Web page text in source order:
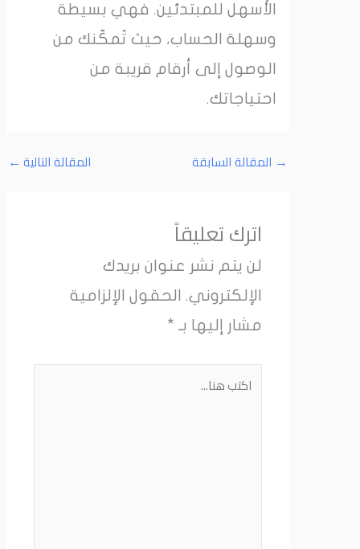
الأسهل للمبتدئين. فهي بسيطة
وسهلة الحساب، حيث تُمكّنك من
الوصول إلى أرقام قريبة من
احتياجاتك.
المقالة السابقة المقالة التالية←
اترك تعليقاً
لن يتم نشر عنوان بريدك
الإلكتروني. الحقول الإلزامية
مشار إليها بـ*